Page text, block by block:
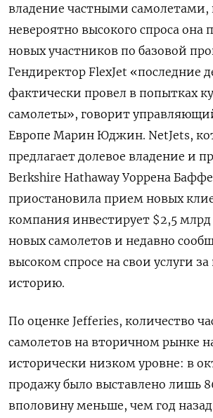
владение частными самолетами,
невероятно высокого спроса она
новых участников по базовой
Гендиректор FlexJet «последние
фактически провел в попытках
самолеты», говорит
Европе Марин Юджин. NetJets,
предлагает долевое владение и
Berkshire Hathaway Уоррена
приостановила прием новых
компания инвестирует $2,5 млрд
новых самолетов и недавно
высоком спросе на свои услуги
историю.
По оценке Jefferies, количество
самолетов на вторичном рынке
исторически низком уровне: в
продажу было выставлено лишь
вполовину меньше, чем год